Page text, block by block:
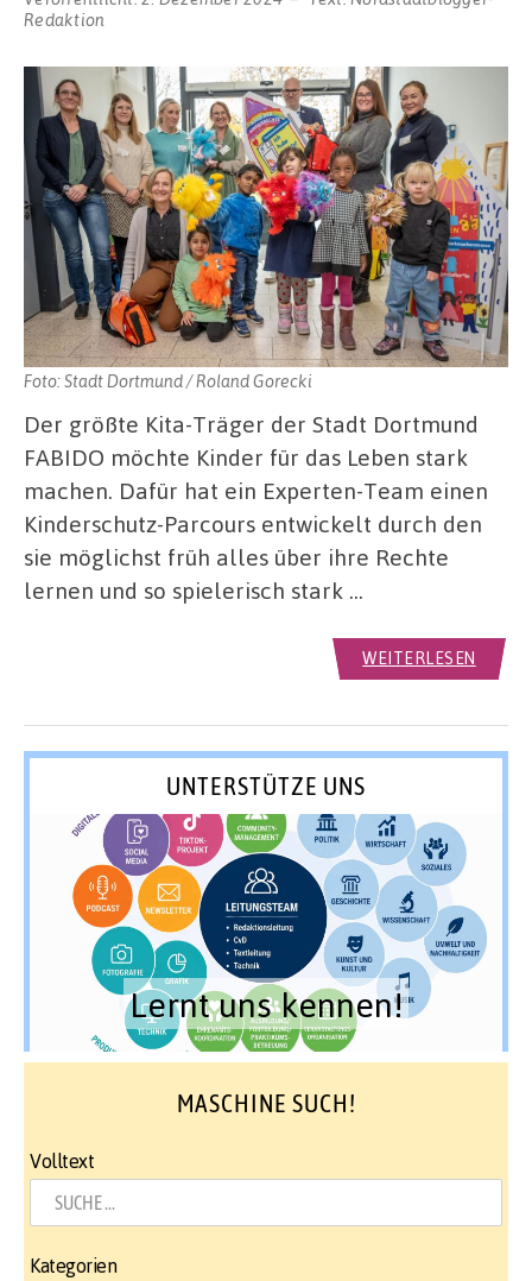
Redaktion
Foto: Stadt Dortmund / Roland Gorecki
Der größte Kita-Träger der Stadt Dortmund
FABIDO möchte Kinder für das Leben stark
machen. Dafür hat ein Experten-Team einen
Kinderschutz-Parcours entwickelt durch den
sie möglichst früh alles über ihre Rechte
lernen und so spielerisch stark …
WEITERLESEN
UNTERSTÜTZE UNS
Lernt uns kennen!
MASCHINE SUCH!
Volltext
Kategorien